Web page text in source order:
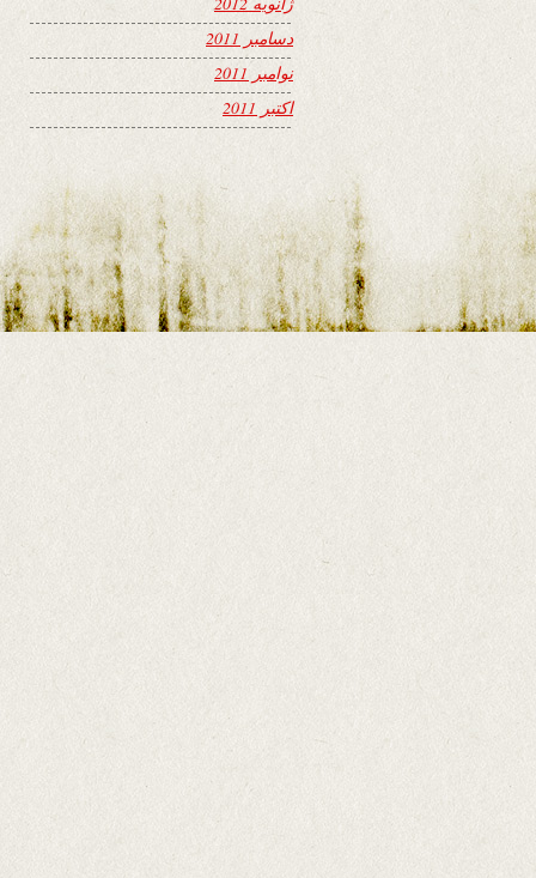
دسامبر 2011
نوامبر 2011
اکتبر 2011